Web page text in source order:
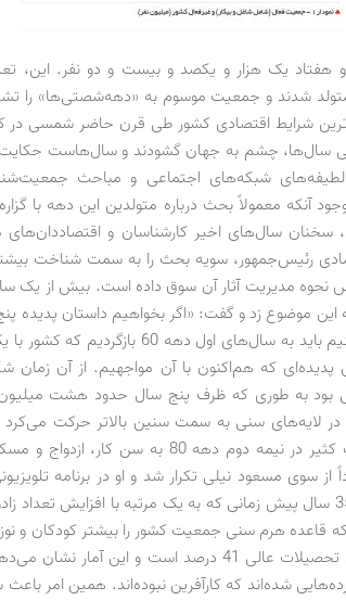
یک هزار و یکصد و بیست و دو نفر. این،
1360 تا 1369 متولد شدند و جمعیت موسوم به
سال‌ها، چشم به جهان گشودند و سال‌هاست
لطیفه‌های شبکه‌های اجتماعی و مباحث
آنکه معمولاً بحث درباره متولدین این دهه با
سخنان سال‌های اخیر کارشناسان و
رئیس‌جمهور، سویه بحث را به سمت شناخت
سپس نحوه مدیریت آثار آن سوق داده است. بیش از یک
این موضوع زد و گفت: «اگر بخواهیم داستان پدیده
از ازدواج را جامع‌تر نگاه کنیم باید به
که هم‌اکنون با آن مواجهیم. از آن
بود به طوری که ظرف پنج سال حدود هشت
لایه‌های سنی به سمت سنین بالاتر حرکت
می‌کردیم که این جمعیت کثیر در نیمه دوم دهه
سوی مسعود نیلی تکرار شد و او در برنامه
قاعده هرم سنی جمعیت کشور را بیشتر کودکان و
امروزه تعداد بیکاران دارای تحصیلات عالی 41 درصد است و
شده‌اند که کارآفرین نبوده‌اند. همین امر